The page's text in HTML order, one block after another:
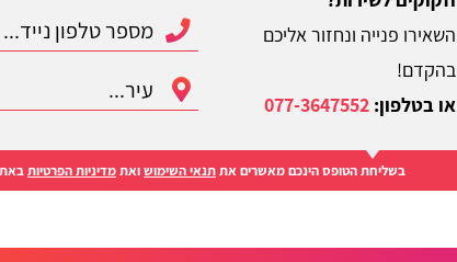
השאירו פנייה ונחזור אליכם
בהקדם!
או בטלפון:077-3647552
בשליחת הטופס הינכם מאשרים אתתנאי השימושואתמדיניות הפרטיות